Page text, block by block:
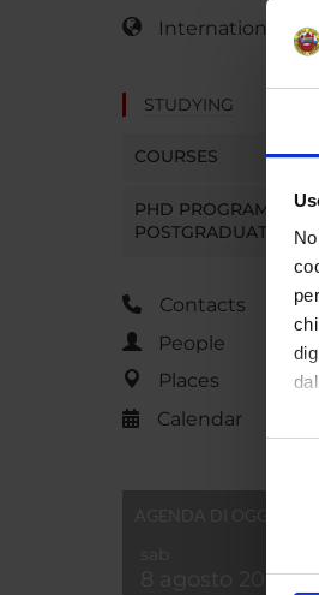
International
STUDYING
COURSES
PHD PROGRAMMES
POSTGRADUATE
Contacts
People
Places
Calendar
8 agosto 2026